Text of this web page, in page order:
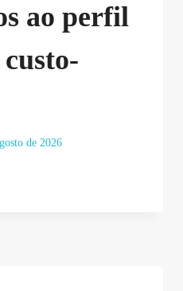
ao perfil
de 2026